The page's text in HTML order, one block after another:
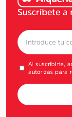
Suscríbete
Al suscribirte,
autorizas para